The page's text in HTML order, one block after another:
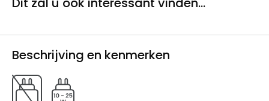
Beschrijving en kenmerken